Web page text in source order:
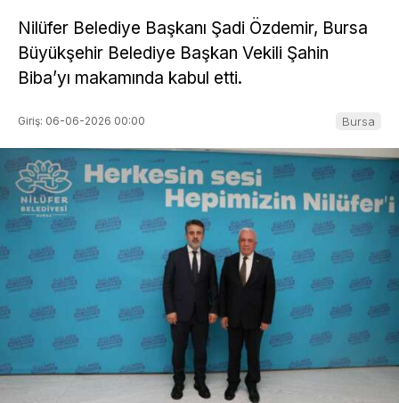
Nilüfer Belediye Başkanı Şadi Özdemir, Bursa
Büyükşehir Belediye Başkan Vekili Şahin
Biba’yı makamında kabul etti.
Giriş: 06-06-2026 00:00 Bursa